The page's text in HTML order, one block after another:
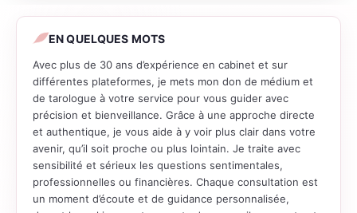
EN QUELQUES MOTS
Avec plus de 30 ans d’expérience en cabinet et sur
différentes plateformes, je mets mon don de médium et
de tarologue à votre service pour vous guider avec
précision et bienveillance. Grâce à une approche directe
et authentique, je vous aide à y voir plus clair dans votre
avenir, qu’il soit proche ou plus lointain. Je traite avec
sensibilité et sérieux les questions sentimentales,
professionnelles ou financières. Chaque consultation est
un moment d’écoute et de guidance personnalisée,